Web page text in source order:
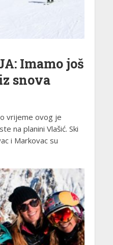
Imamo još
snova
vrijeme ovog je
na planini Vlašić. Ski
i Markovac su